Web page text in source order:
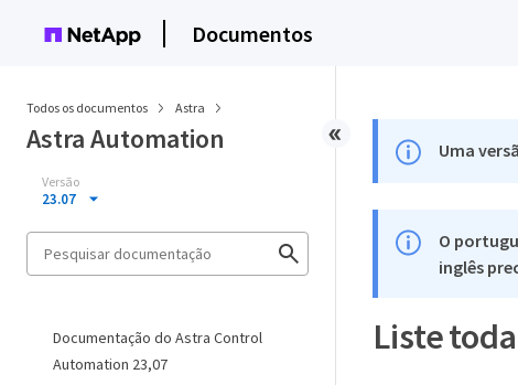
Documentos
Todos os documentos Astra
Astra Automation
Versão
23.07
Documentação do Astra Control
Automation 23,07
Uma
O
inglês
Liste